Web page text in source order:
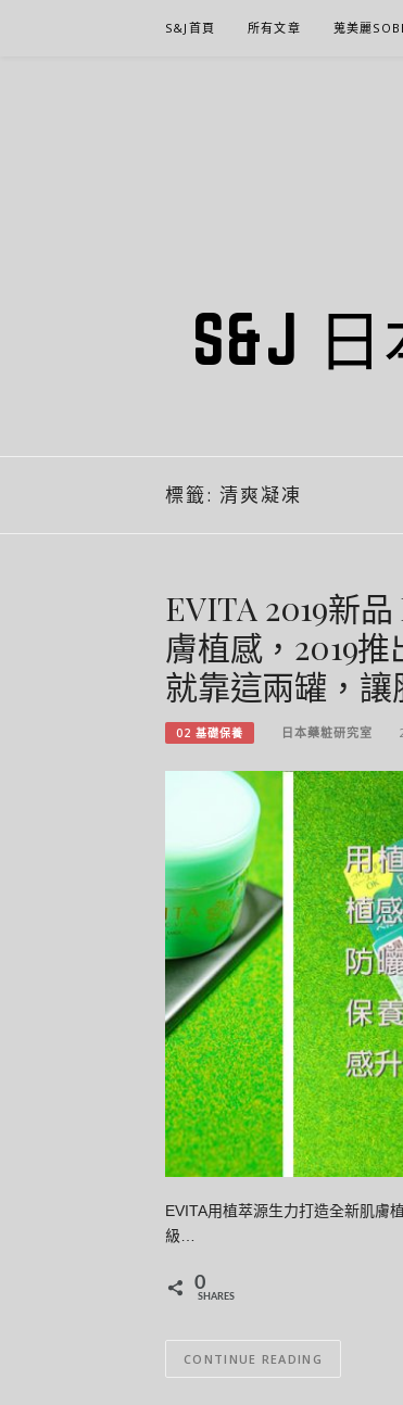
S&J首頁 所有文章 蒐美麗
S&J 日
標籤: 清爽凝凍
EVITA 2019新
膚植感，2019
就靠這兩罐，讓
02 基礎保養 日本藥粧研究室
EVITA用植萃源生力打造全新肌膚
級…
0
SHARES
CONTINUE READING